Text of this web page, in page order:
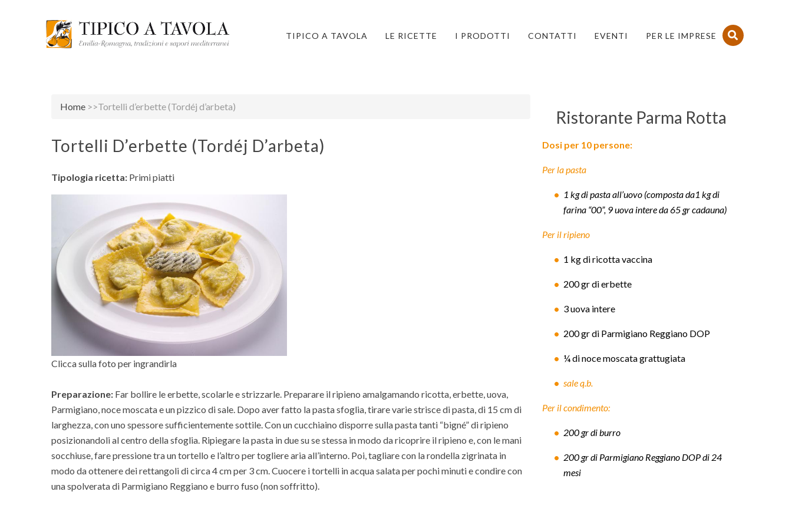
TIPICO A TAVOLA LE RICETTE I PRODOTTI CONTATTI EVENTI PER LE IMPRESE
Home >>Tortelli d’erbette (Tordéj d’arbeta)
Clicca sulla foto per ingrandirla
Tortelli D’erbette (Tordéj D’arbeta)
Tipologia ricetta: Primi piatti
Preparazione: Far bollire le erbette, scolarle e strizzarle. Preparare il ripieno amalgamando ricotta, erbette, uova,
Parmigiano, noce moscata e un pizzico di sale. Dopo aver fatto la pasta sfoglia, tirare varie strisce di pasta, di 15 cm di
larghezza, con uno spessore sufficientemente sottile. Con un cucchiaino disporre sulla pasta tanti “bigné” di ripieno
posizionandoli al centro della sfoglia. Ripiegare la pasta in due su se stessa in modo da ricoprire il ripieno e, con le mani
socchiuse, fare pressione tra un tortello e l’altro per togliere aria all’interno. Poi, tagliare con la rondella zigrinata in
modo da ottenere dei rettangoli di circa 4 cm per 3 cm. Cuocere i tortelli in acqua salata per pochi minuti e condire con
una spolverata di Parmigiano Reggiano e burro fuso (non soffritto).
Ristorante Parma Rotta
Dosi per 10 persone:
Per la pasta
1 kg di pasta all’uovo (composta da1 kg di
farina “00”, 9 uova intere da 65 gr cadauna)
Per il ripieno
1 kg di ricotta vaccina
200 gr di erbette
3 uova intere
200 gr di Parmigiano Reggiano DOP
¼ di noce moscata grattugiata
sale q.b.
Per il condimento:
200 gr di burro
200 gr di Parmigiano Reggiano DOP di 24
mesi